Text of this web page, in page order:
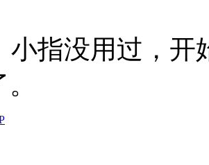
指没用过，开